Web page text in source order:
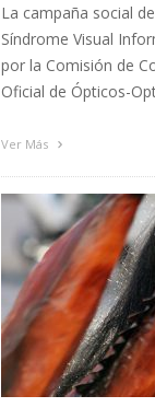
La campaña social
Síndrome Visual
por la Comisión de
Oficial de Ópticos-
de junio ha obtenido
contenidos que se
Ver Más